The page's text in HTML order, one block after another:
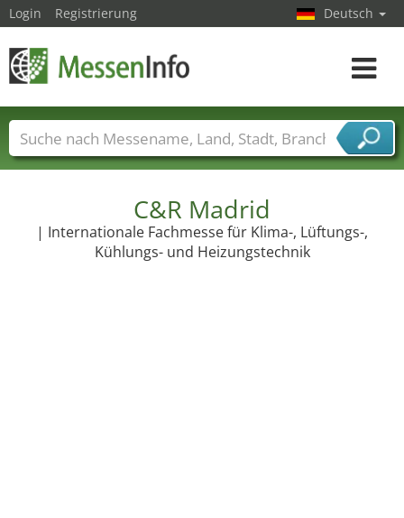
C&R Madrid
| Internationale Fachmesse für Klima-, Lüftungs-,
Kühlungs- und Heizungstechnik
Login Registrierung Deutsch
Toggle
Messenamen Länder Städte
Branchen